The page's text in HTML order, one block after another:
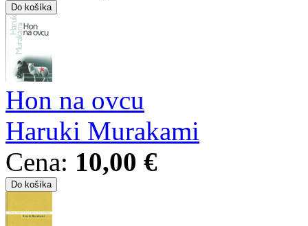
Hon na ovcu
Haruki Murakami
Cena: 10,00 €